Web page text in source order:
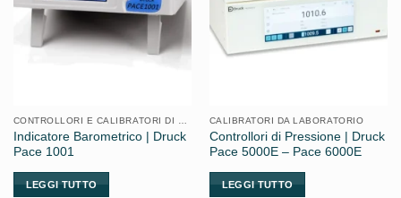
Indicatore Barometrico | Druck
Pace 1001
LEGGI TUTTO
CALIBRATORI DA LABORATORIO
Controllori di Pressione | Druck
Pace 5000E – Pace 6000E
LEGGI TUTTO